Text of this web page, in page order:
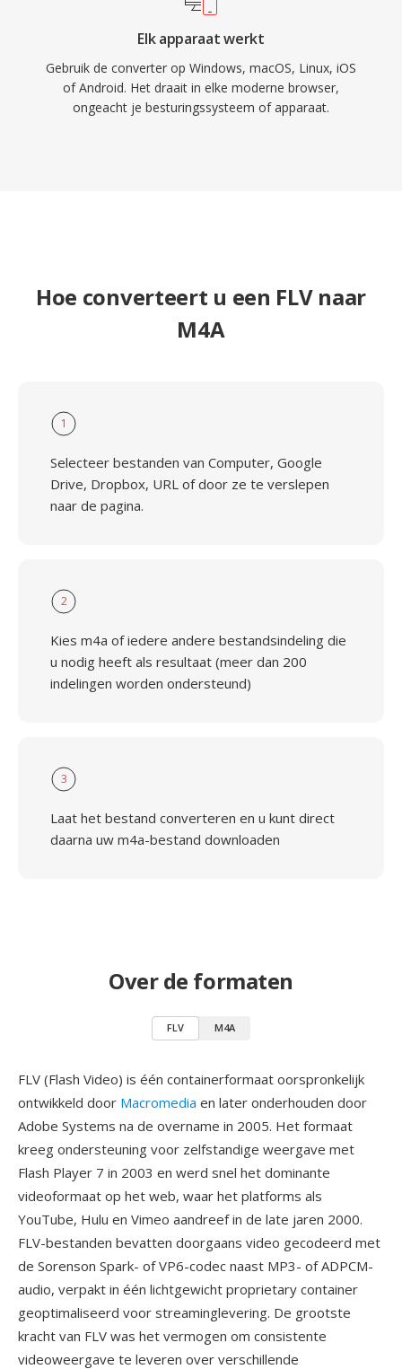
Elk apparaat werkt
Gebruik de converter op Windows, macOS, Linux, iOS
of Android. Het draait in elke moderne browser,
ongeacht je besturingssysteem of apparaat.
Hoe converteert u een FLV naar
M4A
1
Selecteer bestanden van Computer, Google
Drive, Dropbox, URL of door ze te verslepen
naar de pagina.
2
Kies m4a of iedere andere bestandsindeling die
u nodig heeft als resultaat (meer dan 200
indelingen worden ondersteund)
3
Laat het bestand converteren en u kunt direct
daarna uw m4a-bestand downloaden
Over de formaten
FLV M4A
FLV (Flash Video) is één containerformaat oorspronkelijk
ontwikkeld door Macromedia en later onderhouden door
Adobe Systems na de overname in 2005. Het formaat
kreeg ondersteuning voor zelfstandige weergave met
Flash Player 7 in 2003 en werd snel het dominante
videoformaat op het web, waar het platforms als
YouTube, Hulu en Vimeo aandreef in de late jaren 2000.
FLV-bestanden bevatten doorgaans video gecodeerd met
de Sorenson Spark- of VP6-codec naast MP3- of ADPCM-
audio, verpakt in één lichtgewicht proprietary container
geoptimaliseerd voor streaminglevering. De grootste
kracht van FLV was het vermogen om consistente
videoweergave te leveren over verschillende